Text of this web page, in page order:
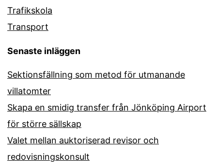
Trafikskola
Transport
Senaste inläggen
Sektionsfällning som metod för utmanande
villatomter
Skapa en smidig transfer från Jönköping Airport
för större sällskap
Valet mellan auktoriserad revisor och
redovisningskonsult